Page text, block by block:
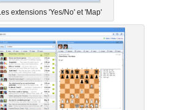
extensions 'Yes/No' et 'Map'